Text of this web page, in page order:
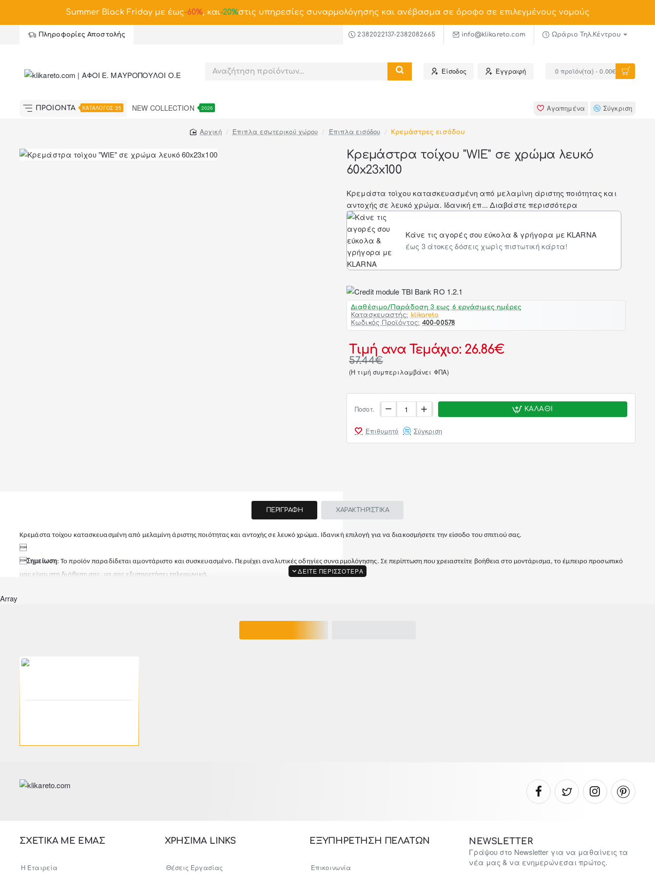
Summer Black Friday με έως-60%, και-20%στις υπηρεσίες συναρμολόγησης και ανέβασμα σε όροφο σε επιλεγμένους νομούς
Πληροφορίες Αποστολής 2382022137-2382082665 info@klikareto.com Ωράριο Τηλ.Κέντρου
Είσοδος Εγγραφή 0 προϊόν(τα) - 0.00€
ΠΡΟΪΟΝΤΑ ΚΑΤΑΛΟΓΟΣ '25 NEW COLLECTION 2026 Αγαπημένα Σύγκριση
home
Έπιπλα εσωτερικού χώρου Έπιπλα εισόδου Κρεμάστρες εισόδου
Κρεμάστρα τοίχου "WIE" σε χρώμα λευκό
60x23x100
Κρεμάστα τοίχου κατασκευασμένη από μελαμίνη άριστης ποιότητας και
αντοχής σε λευκό χρώμα. Ιδανική επ... Διαβάστε περισσότερα
Κάνε τις αγορές σου εύκολα & γρήγορα με KLARNA
έως 3 άτοκες δόσεις χωρίς πιστωτική κάρτα!
Διαθέσιμο/Παράδοση 3 εως 6 εργάσιμες ημέρες
Κατασκευαστής: klikareto
Κωδικός Προϊόντος: 400-00578
Τιμή ανα Τεμάχιο: 26.86€
57.44€
(H τιμή συμπεριλαμβάνει ΦΠΑ)
Ποσοτ. ΚΑΛΆΘΙ
Επιθυμητό Σύγκριση
ΠΕΡΙΓΡΑΦΗ ΧΑΡΑΚΤΗΡΙΣΤΙΚΑ
Κρεμάστα τοίχου κατασκευασμένη από μελαμίνη άριστης ποιότητας και αντοχής σε λευκό χρώμα. Ιδανική επιλογή για να διακοσμήσετε την είσοδο του σπιτιού σας.

Σημείωση: Το προϊόν παραδίδεται αμοντάριστο και συσκευασμένο. Περιέχει αναλυτικές οδηγίες συναρμολόγησης. Σε περίπτωση που χρειαστείτε βοήθεια στο μοντάρισμα, το έμπειρο προσωπικό
μας είναι στη διάθεση σας, να σας εξυπηρετήσει τηλεφωνικά.
Array
ΣΧΕΤΙΚΑ ΜΕ ΕΜΑΣ
Η Εταιρεία
ΧΡΗΣΙΜΑ LINKS
Θέσεις Εργασίας
ΕΞΥΠΗΡΕΤΗΣΗ ΠΕΛΑΤΩΝ
Επικοινωνία
NEWSLETTER
Γράψου στο Newsletter για να μαθαίνεις τα
νέα μας & να ενημερώνεσαι πρώτος.